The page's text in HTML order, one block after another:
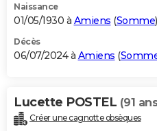
Naissance
01/05/1930 à Amiens (Somme)
Décès
06/07/2024 à Amiens (
Lucette POSTEL (91
Créer une cagnotte obsèques